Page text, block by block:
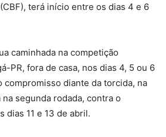
terá início entre os dias 4 e 6
caminhada na competição
PR, fora de casa, nos dias 4, 5 ou 6
compromisso diante da torcida, na
segunda rodada, contra o
dias 11 e 13 de abril.